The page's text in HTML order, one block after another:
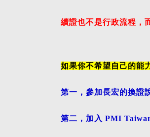
續證也不是行政流程，
如果你不希望自己的能
第一，參加長宏的換證
第二，加入 PMI